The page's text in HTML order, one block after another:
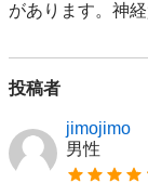
があります。神
投稿者
jimojimo
男性